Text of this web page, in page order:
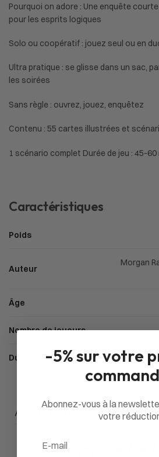
Pourquoi on adore : Une enquête
pour les esprits logiques
Solo ou coopératif : jouez seul ou en
Ultra pratique : se glisse dans un sac,
les soirées
Sans règle : ouvrez, jouez, enquêtez
Contenu : 55 cartes illustrées et
1 scénario complet Durée de jeu : 45-
Caractéristiques
Poids
Auteur
Morgan
Âge
Nombre de joueurs
Durée d'une partie
Avis du client
-5% sur votre
Abonnez-vous à la
votre